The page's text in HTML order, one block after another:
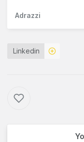
Adrazzi
Linkedin